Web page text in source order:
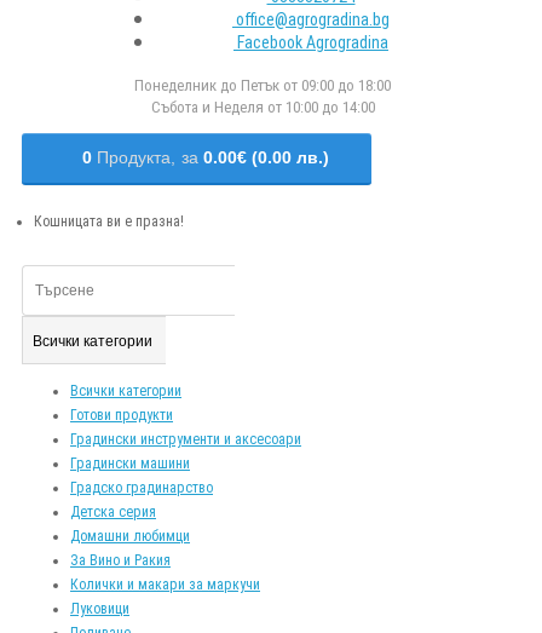
office@agrogradina.bg
Facebook Agrogradina
Понеделник до Петък от 09:00 до 18:00
Събота и Неделя от 10:00 до 14:00
0 Продукта, за 0.00€ (0.00 лв.)
Кошницата ви е празна!
Всички категории
Всички категории
Готови продукти
Градински инструменти и аксесоари
Градински машини
Градско градинарство
Детска серия
Домашни любимци
За Вино и Ракия
Колички и макари за маркучи
Луковици